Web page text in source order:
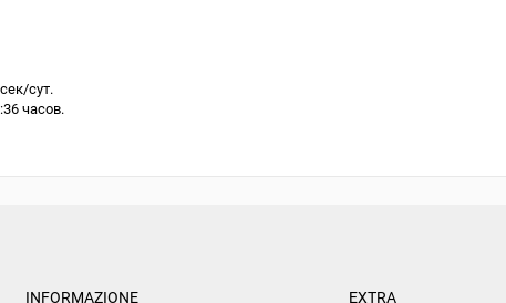
сут.
часов.
INFORMAZIONE EXTRA